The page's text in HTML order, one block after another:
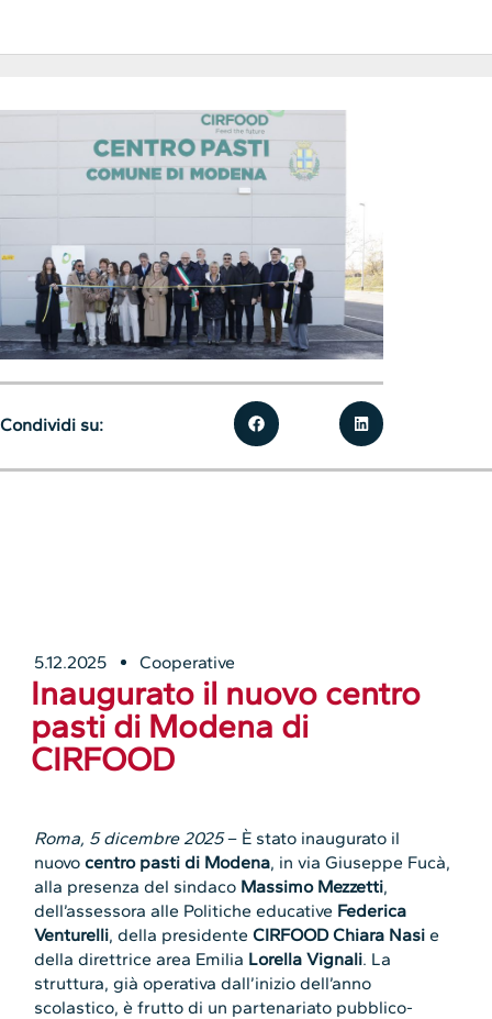
5.12.2025 Cooperative
Inaugurato il nuovo centro
pasti di Modena di
CIRFOOD
Roma, 5 dicembre 2025– È stato inaugurato il
nuovocentro pasti di Modena, in via Giuseppe Fucà,
alla presenza del sindaco Massimo Mezzetti,
dell’assessora alle Politiche educative Federica
Venturelli, della presidenteCIRFOOD Chiara Nasi e
della direttrice area Emilia Lorella Vignali. La
struttura, già operativa dall’inizio dell’anno
scolastico, è frutto di un partenariato pubblico-
Condividi su: